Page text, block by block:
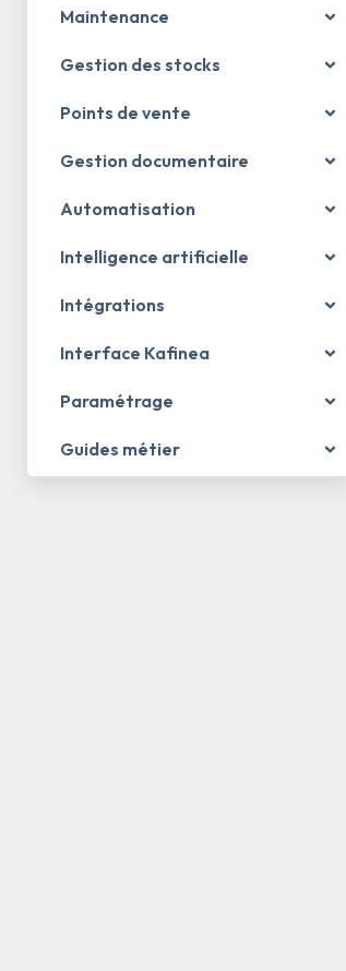
Maintenance
Gestion des stocks
Points de vente
Gestion documentaire
Automatisation
Intelligence artificielle
Intégrations
Interface Kafinea
Paramétrage
Guides métier